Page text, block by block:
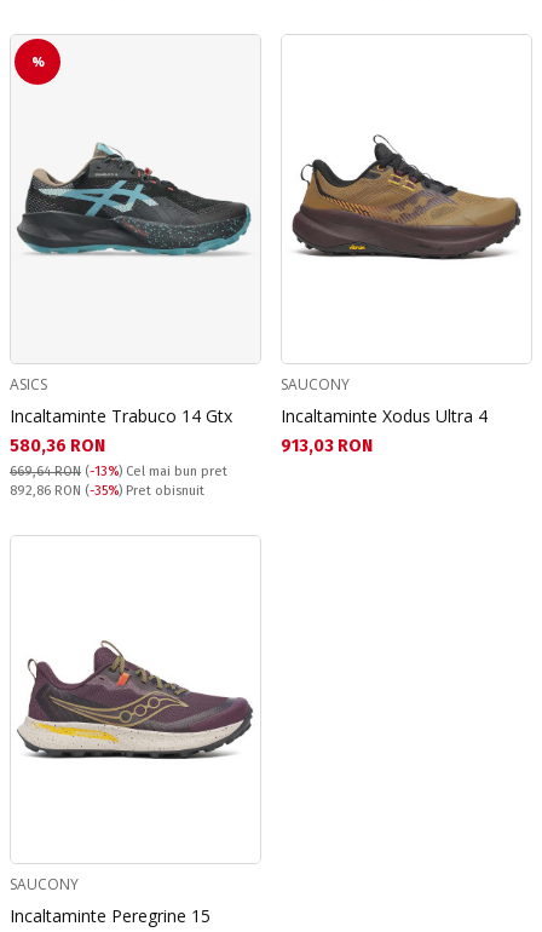
%
ASICS
Incaltaminte Trabuco 14 Gtx
Текуща цена:
580,36 RON
669,64 RON (-13%) Cel mai bun pret
Pret obisnuit:
892,86 RON (-35%) Pret obisnuit
SAUCONY
Incaltaminte Xodus Ultra 4
Текуща цена:
913,03 RON
SAUCONY
Incaltaminte Peregrine 15